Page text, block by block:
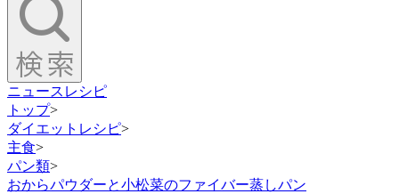
ニュース レシピ
トップ>
ダイエットレシピ>
主食>
パン類>
おからパウダーと小松菜のファイバー蒸しパン